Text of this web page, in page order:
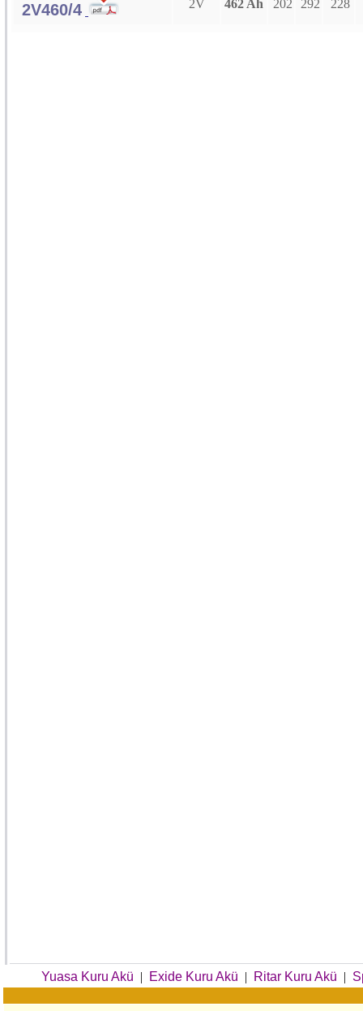
2V460/4 2V 462 Ah 202 292 228
Yuasa Kuru Akü | Exide Kuru Akü | Ritar Kuru Akü |